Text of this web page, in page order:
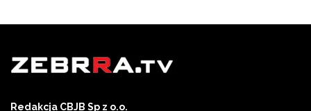
Redakcja CBJB Sp z o.o.